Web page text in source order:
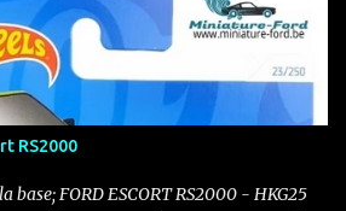
RS2000
FORD ESCORT RS2000 - HKG25